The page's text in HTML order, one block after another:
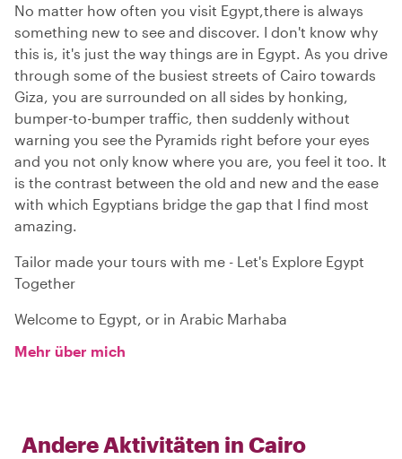
No matter how often you visit Egypt,there is always
something new to see and discover. I don't know why
this is, it's just the way things are in Egypt. As you drive
through some of the busiest streets of Cairo towards
Giza, you are surrounded on all sides by honking,
bumper-to-bumper traffic, then suddenly without
warning you see the Pyramids right before your eyes
and you not only know where you are, you feel it too. It
is the contrast between the old and new and the ease
with which Egyptians bridge the gap that I find most
amazing.
Tailor made your tours with me - Let's Explore Egypt
Together
Welcome to Egypt, or in Arabic Marhaba
Mehr über mich
Andere Aktivitäten in Cairo